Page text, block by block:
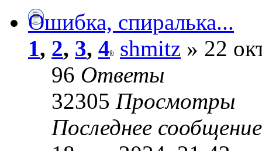
Ошибка, спиралька...
1, 2, 3, 4 shmitz » 22
96 Ответы
32305 Просмотры
Последнее